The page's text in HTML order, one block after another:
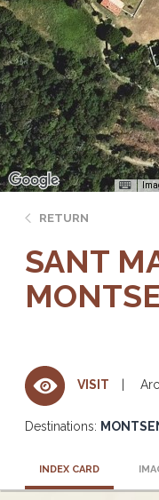
RETURN
SANT
VISIT
Destinations:
INDEX CARD